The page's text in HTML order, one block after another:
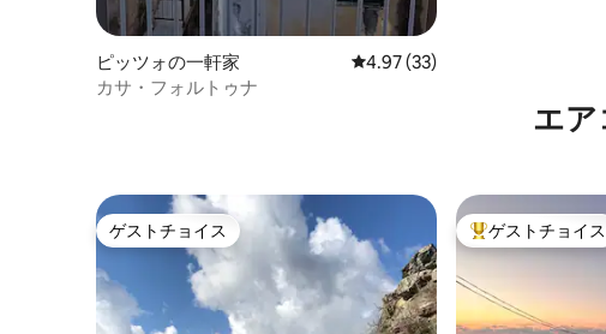
ピッツォの一軒家 レビュー33件、5つ星中4.97つ
4.97 (33)
カサ・フォルトゥナ
エ
ゲストチョイス
ゲストチョイス 大好評のゲストチ
ゲストチョイス